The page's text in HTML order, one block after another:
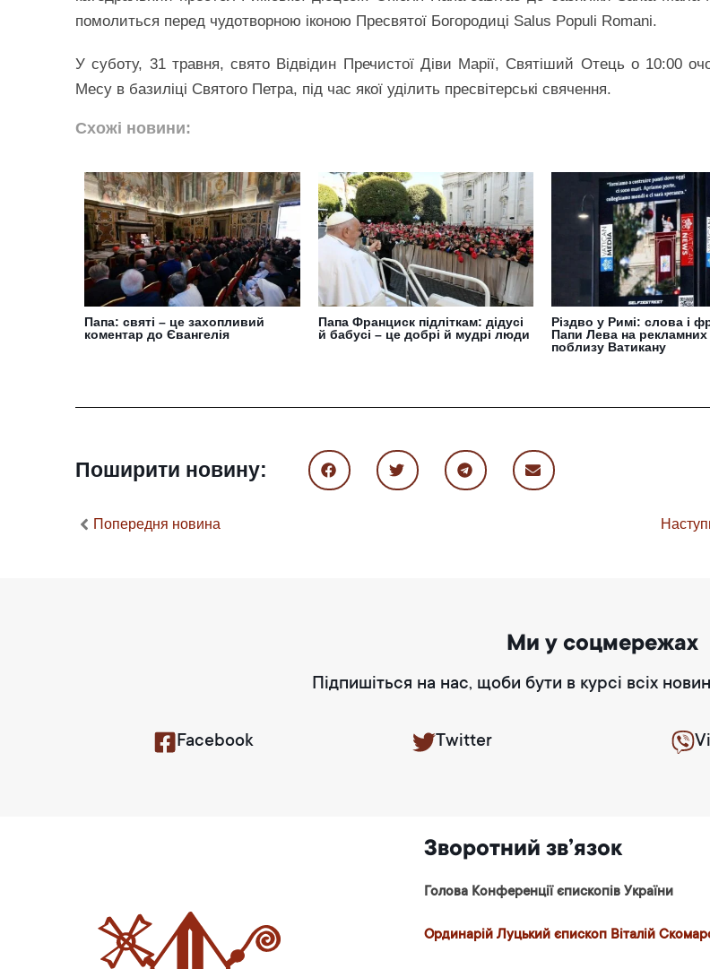
помолиться перед чудотворною іконою Пресвятої Богородиці Salus Populi Romani.
У суботу, 31 травня, свято Відвідин Пречистої Діви Марії, Святіший Отець о 10:00
Месу в базиліці Святого Петра, під час якої уділить пресвітерські свячення.
Схожі новини:
Папа: святі – це захопливий
коментар до Євангелія
Папа Франциск підліткам: дідусі
й бабусі – це добрі й мудрі люди
Різдво у Римі: слова і
Папи Лева на
поблизу Ватикану
Поширити новину:
Попередня новина
Ми у соцмережах
Підпишіться на нас, щоби бути в курсі всіх
Facebook Twitter
Зворотний зв’язок
Голова Конференції єпископів України
Ординарій Луцький єпископ Віталій